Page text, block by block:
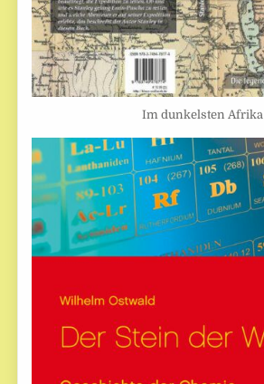
Im dunkelsten Afrika